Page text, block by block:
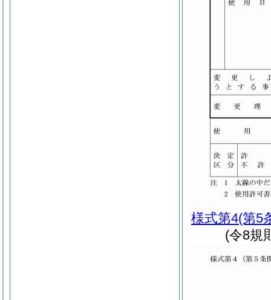
様式第4(第5
(令8規